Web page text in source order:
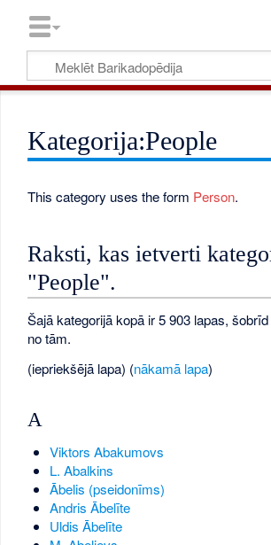
Kategorija:People
This category uses the form Person.
Raksti, kas ietverti
"People".
Šajā kategorijā kopā ir 5 903 lapas,
no tām.
(iepriekšējā lapa) (nākamā lapa)
A
Viktors Abakumovs
L. Abalkins
Ābelis (pseidonīms)
Andris Ābelīte
Uldis Ābelīte